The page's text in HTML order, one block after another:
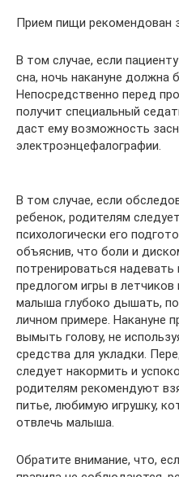
Прием пищи рекомендован
В том случае, если
сна, ночь накануне должна
Непосредственно перед
получит специальный
даст ему возможность
электроэнцефалографии.
В том случае, если
ребенок, родителям
психологически его
объяснив, что боли и
потренироваться
предлогом игры в летчиков
малыша глубоко дышать,
личном примере. Накануне
вымыть голову, не
средства для укладки.
следует накормить и
родителям рекомендуют
питье, любимую игрушку,
отвлечь малыша.
Обратите внимание, что,